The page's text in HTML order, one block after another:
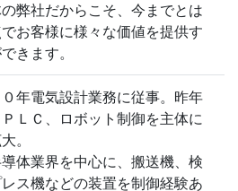
弊社だからこそ、今までとは
お客様に様々な価値を提供す
きます。
年電気設計業務に従事。昨年
ＬＣ、ロボット制御を主体に
。
体業界を中心に、搬送機、検
ス機などの装置を制御経験あ